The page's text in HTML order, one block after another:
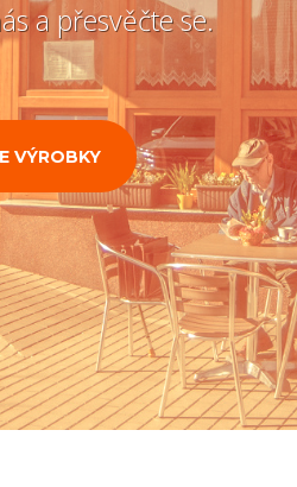
a přesvěčte se.
VÝROBKY